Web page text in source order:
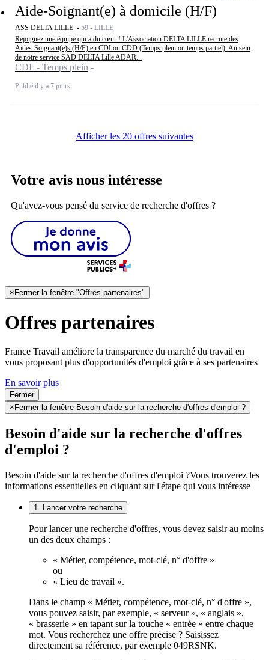
Aide-Soignant(e) à domicile (H/F)
ASS DELTA LILLE - 59 - LILLE
Rejoignez une équipe qui a du cœur ! L'Association DELTA LILLE recrute des
Aides-Soignant(e)s (H/F) en CDI ou CDD (Temps plein ou temps partiel). Au sein
de notre service SAD DELTA Lille ADAR...
CDI - Temps plein
Publié il y a 7 jours
Afficher les 20 offres suivantes
Votre avis nous intéresse
Qu'avez-vous pensé du service de recherche d'offres ?
×Fermer la fenêtre "Offres partenaires"
Offres partenaires
France Travail améliore la transparence du marché du travail en
vous proposant plus d'opportunités d'emploi grâce à ses partenaires
En savoir plus
Fermer
× Fermer la fenêtre Besoin d'aide sur la recherche d'offres d'emploi ?
Besoin d'aide sur la recherche d'offres
d'emploi ?
Besoin d'aide sur la recherche d'offres d'emploi ?Vous trouverez les
informations essentielles en cliquant sur l'étape qui vous intéresse
1. Lancer votre recherche
Pour lancer une recherche d'offres, vous devez saisir au moins
un des deux champs :
« Métier, compétence, mot-clé, n° d'offre »
ou
« Lieu de travail ».
Dans le champ « Métier, compétence, mot-clé, n° d'offre »,
vous pouvez saisir, par exemple, « serveur », « anglais »,
« brasserie » en tapant sur la touche « entrée » entre chaque
mot. Vous recherchez une offre précise ? Saisissez
directement sa référence, par exemple 049RSNK.